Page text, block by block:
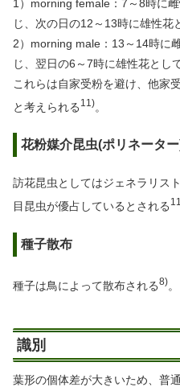
1）morning female：7～8時に
じ、次の日の12～13時に雄性花
2）morning male：13～14時に
じ、翌日の6～7時に雄性花とし
これらは自家受粉を避け、他家
と考えられる 11)。
花粉媒介昆虫(ポリネータ
訪花昆虫としてはジェネラリス
目昆虫が優占しているとされる
種子散布
種子は鳥によって散布される8)。
識別
葉形の個体差が大きいため、普